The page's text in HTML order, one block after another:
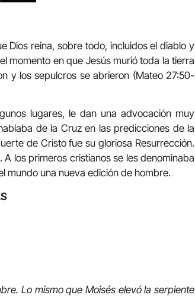
Dios reina, sobre todo, incluidos el diablo y
momento en que Jesús murió toda la tierra
y los sepulcros se abrieron (Mateo 27:50-
lugares, le dan una advocación muy
de la Cruz en las predicciones de la
de Cristo fue su gloriosa Resurrección.
los primeros cristianos se les denominaba
mundo una nueva edición de hombre.
Lo mismo que Moisés elevó la serpiente